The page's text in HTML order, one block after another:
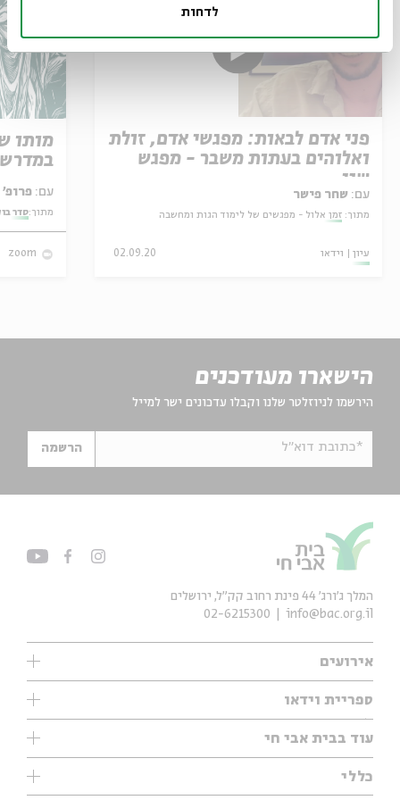
לדחות
פני אדם לבאות: מפגשי אדם, זולת
ואלוהים בעתות משבר - מפגש
שני
עם: שחר פישר
מתוך: זמן אלול - מפגשים של לימוד הגות ומחשבה
עיון וידאו 02.09.20
מותו
עם: פרופ' אביגדור שנאן
מתוך:סדר
zoom
הישארו מעודכנים
הירשמו לניוזלטר שלנו וקבלו עדכונים ישר למייל
*כתובת דוא"ל הרשמה
אירועים
עיון
אנגלית
נוער
ספריית וידאו
ילדים
מוזיקה
עיון
מיוחדים
עוד בבית אבי חי
תערוכות
מיוחדים
כללי
המלך ג'ורג' 44 פינת רחוב קק״ל, ירושלים
info@bac.org.il
02-6215300